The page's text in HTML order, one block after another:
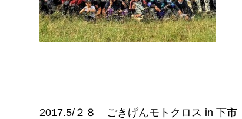
2017.5/２８ ごきげんモトクロス in 下市